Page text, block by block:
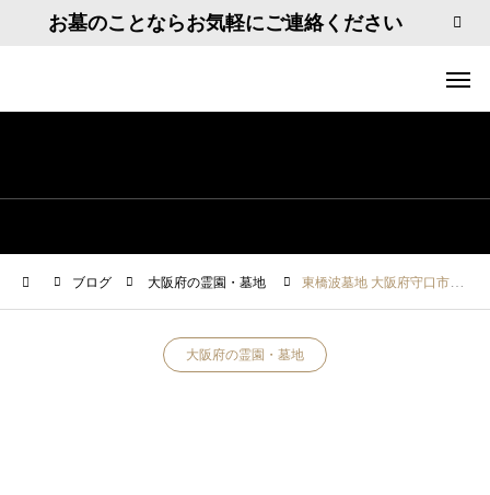
お墓のことならお気軽にご連絡ください
ブログ 大阪府の霊園・墓地 東橋波墓地 大阪府守口市橋波東之町2－11
大阪府の霊園・墓地